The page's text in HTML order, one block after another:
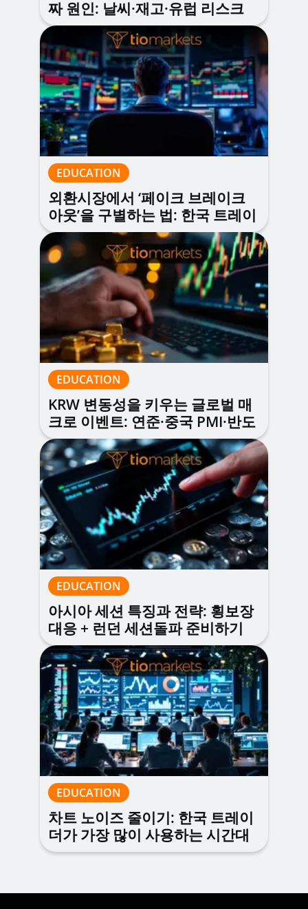
짜 원인: 날씨·재고·유럽 리스크
의 실전 분석
EDUCATION
외환시장에서 ‘페이크 브레이크
아웃’을 구별하는 법: 한국 트레이
더를 위한 체크리스트
EDUCATION
KRW 변동성을 키우는 글로벌 매
크로 이벤트: 연준·중국 PMI·반도
체 사이클의 영향
EDUCATION
아시아 세션 특징과 전략: 횡보장
대응 + 런던 세션돌파 준비하기
EDUCATION
차트 노이즈 줄이기: 한국 트레이
더가 가장 많이 사용하는 시간대
설정법